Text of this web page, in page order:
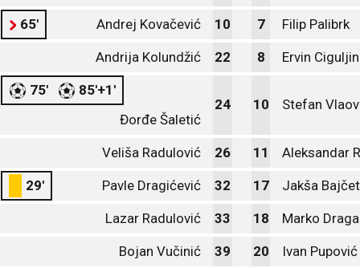
65' Andrej Kovačević 10 7 Filip Palibrk
Andrija Kolundžić 22 8 Ervin Ciguljin
75'
85'+1'
Đorđe Šaletić
24 10 Stefan
Veliša Radulović 26 11 Aleksandar
29' Pavle Dragićević 32 17 Jakša
Lazar Radulović 33 18 Marko
Bojan Vučinić 39 20 Ivan Pupović